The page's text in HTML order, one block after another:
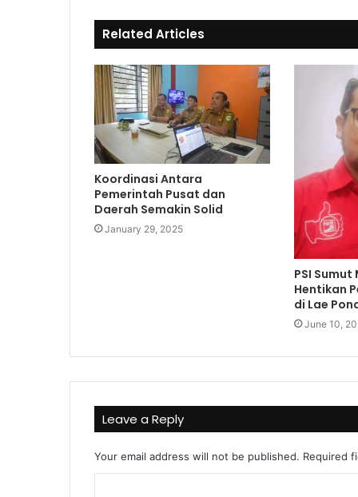
k
Related Articles
Koordinasi Antara
Pemerintah Pusat dan
Daerah Semakin Solid
January 29, 2025
PSI
Hentikan
di Lae
June 10,
Leave a Reply
Your email address will not be published. Required